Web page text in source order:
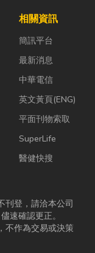
發多媒體內容
式。 雲端主機：
元的企業雲端服
相關資訊
簡訊平台
最新消息
中華電信
英文黃頁(ENG)
平面刊物索取
SuperLife
醫健快搜
刊登，請洽本公司
速確認更正。
不作為交易或決策